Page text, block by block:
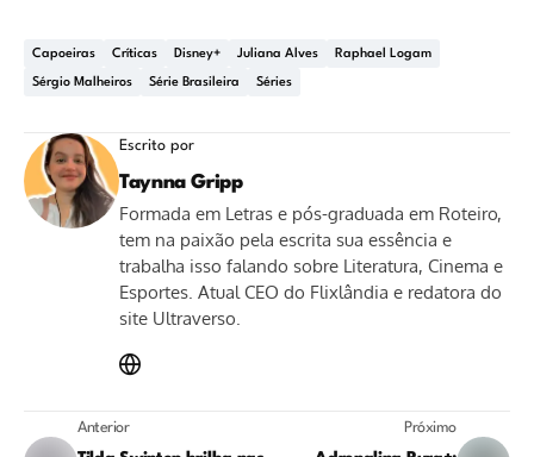
Capoeiras Críticas Disney+ Juliana Alves Raphael Logam
Sérgio Malheiros Série Brasileira Séries
Escrito por
Taynna Gripp
Formada em Letras e pós-graduada em Roteiro,
tem na paixão pela escrita sua essência e
trabalha isso falando sobre Literatura, Cinema e
Esportes. Atual CEO do Flixlândia e redatora do
site Ultraverso.
Anterior Próximo